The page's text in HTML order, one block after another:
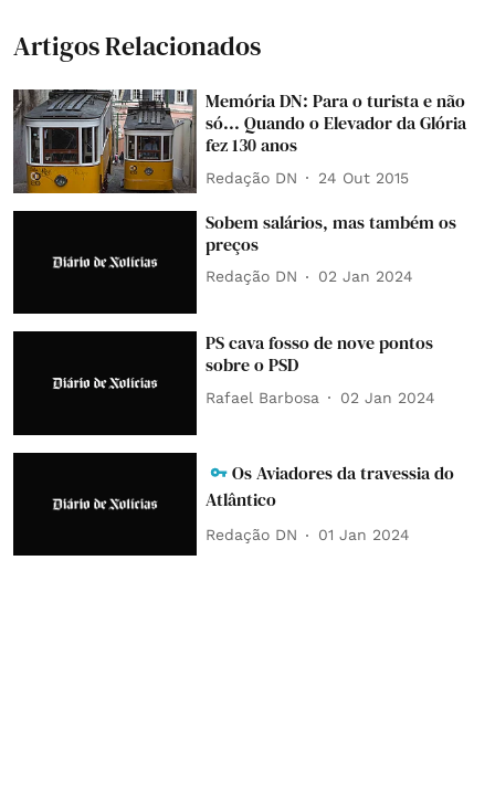
Artigos Relacionados
Memória DN: Para o turista e não
só... Quando o Elevador da Glória
fez 130 anos
Redação DN 24 Out 2015
Sobem salários, mas também os
preços
Redação DN 02 Jan 2024
PS cava fosso de nove pontos
sobre o PSD
Rafael Barbosa 02 Jan 2024
Os Aviadores da travessia do
Atlântico
Redação DN 01 Jan 2024